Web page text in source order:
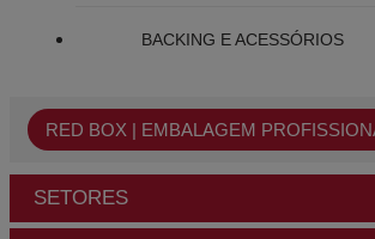
BACKING E ACESSÓRIOS
RED BOX | EMBALAGEM
SETORES